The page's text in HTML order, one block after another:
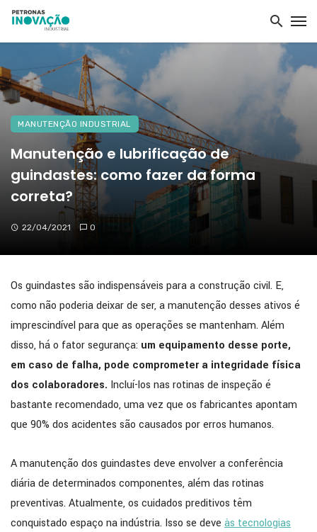
MANUTENÇÃO INDUSTRIAL
Manutenção e lubrificação de
guindastes: como fazer da forma
correta?
22/04/2021 0
Os guindastes são indispensáveis para a construção civil. E,
como não poderia deixar de ser, a manutenção desses ativos é
imprescindível para que as operações se mantenham. Além
disso, há o fator segurança: um equipamento desse porte,
em caso de falha, pode comprometer a integridade física
dos colaboradores. Incluí-los nas rotinas de inspeção é
bastante recomendado, uma vez que os fabricantes apontam
que 90% dos acidentes são causados por erros humanos.
A manutenção dos guindastes deve envolver a conferência
diária de determinados componentes, além das rotinas
preventivas. Atualmente, os cuidados preditivos têm
conquistado espaço na indústria. Isso se deve às tecnologias